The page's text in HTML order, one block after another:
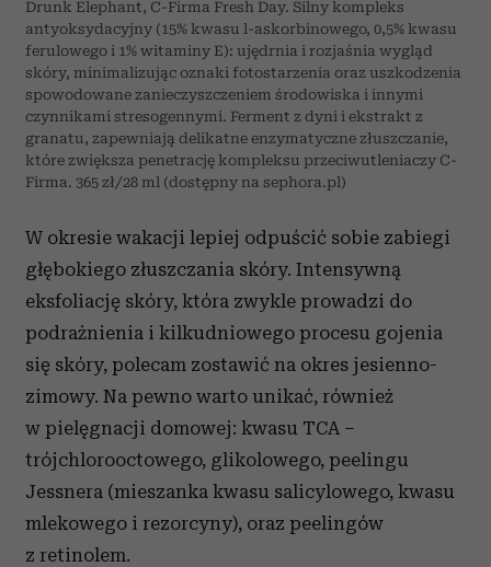
Drunk Elephant, C-Firma Fresh Day. Silny kompleks
antyoksydacyjny (15% kwasu l-askorbinowego, 0,5% kwasu
ferulowego i 1% witaminy E): ujędrnia i rozjaśnia wygląd
skóry, minimalizując oznaki fotostarzenia oraz uszkodzenia
spowodowane zanieczyszczeniem środowiska i innymi
czynnikami stresogennymi. Ferment z dyni i ekstrakt z
granatu, zapewniają delikatne enzymatyczne złuszczanie,
które zwiększa penetrację kompleksu przeciwutleniaczy C-
Firma. 365 zł/28 ml (dostępny na sephora.pl)
W okresie wakacji lepiej odpuścić sobie zabiegi
głębokiego złuszczania skóry. Intensywną
eksfoliację skóry, która zwykle prowadzi do
podrażnienia i kilkudniowego procesu gojenia
się skóry, polecam zostawić na okres jesienno-
zimowy. Na pewno warto unikać, również
w pielęgnacji domowej: kwasu TCA –
trójchlorooctowego, glikolowego, peelingu
Jessnera (mieszanka kwasu salicylowego, kwasu
mlekowego i rezorcyny), oraz peelingów
z retinolem.